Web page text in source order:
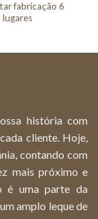
fabricação 6
lugares
história com
cliente. Hoje,
contando com
mais próximo e
é uma parte da
amplo leque de